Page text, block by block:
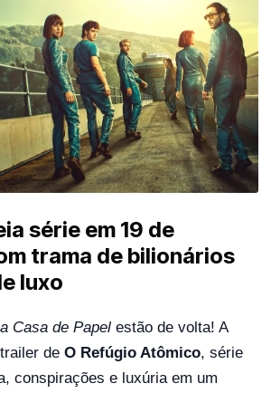
série em 19 de
trama de bilionários
luxo
Casa de Papel estão de volta! A
de O Refúgio Atômico, série
conspirações e luxúria em um